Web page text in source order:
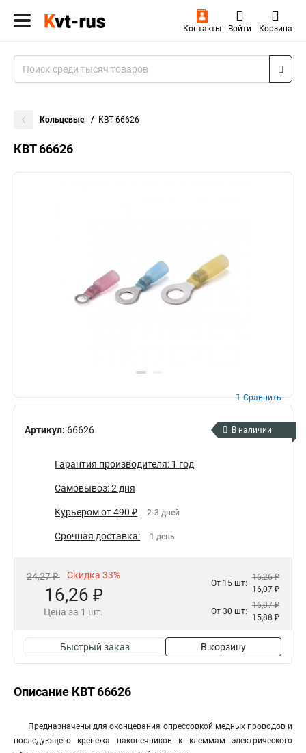
Контакты Войти Корзина
Кольцевые КВТ 66626
КВТ 66626
Артикул: 66626
Сравнить
В наличии
Гарантия производителя: 1 год
Самовывоз: 2 дня
Курьером от 490 ₽ 2-3 дней
Срочная доставка: 1 день
24,27 ₽ Скидка 33%
16,26 ₽
Цена за 1 шт.
От 15 шт:
16,26 ₽
16,07 ₽
От 30 шт:
16,07 ₽
15,88 ₽
Быстрый заказ В корзину
Описание КВТ 66626
Предназначены для оконцевания опрессовкой медных проводов и
последующего крепежа наконечников к клеммам электрического